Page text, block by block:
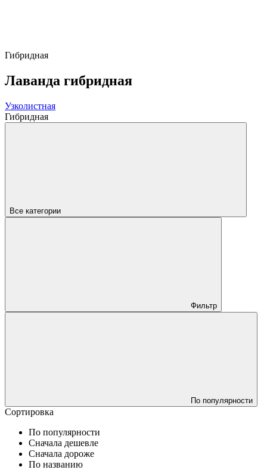
Гибридная
Лаванда гибридная
Узколистная
Гибридная
Все категории
Фильтр
По популярности
Сортировка
По популярности
Сначала дешевле
Сначала дороже
По названию